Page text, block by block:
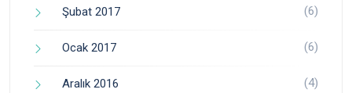
Şubat 2017 (6)
Ocak 2017 (6)
Aralık 2016 (4)